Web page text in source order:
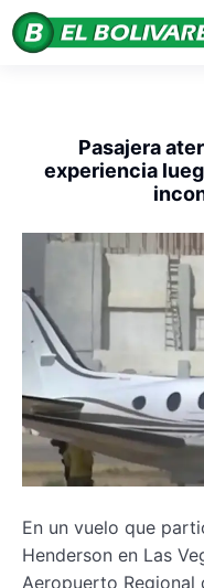
Pasajera
experiencia
En un vuelo que
Henderson en Las
Aeropuerto Regional